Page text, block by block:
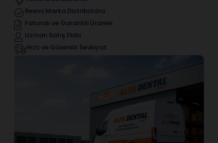
Resmi Marka Distribütörü
Faturalı ve Garantili Ürünler
Uzman Satış Ekibi
Hızlı ve Güvenilir Sevkiyat